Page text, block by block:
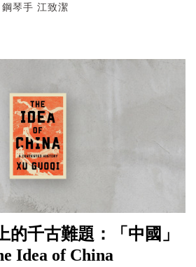
琴手 江致潔
的千古難題：「中國」
Idea of China